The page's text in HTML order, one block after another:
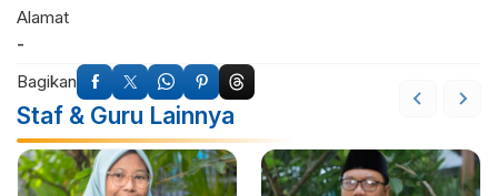
Alamat
-
Bagikan
Staf & Guru Lainnya